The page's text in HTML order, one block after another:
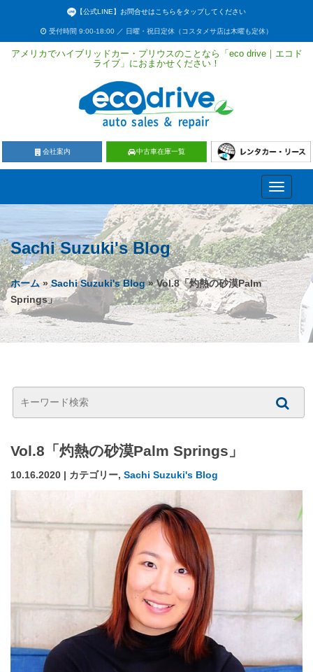
【公式LINE】お問合せはこちらをタップしてください
受付時間 9:00-18:00 ／ 日曜・祝日定休（コスタメサ店は木曜も定休）
アメリカでハイブリッドカー・プリウスのことなら「eco drive｜エコド
ライブ」におまかせください！
会社案内 中古車在庫一覧
Toggle
Sachi Suzuki's Blog
ホーム»Sachi Suzuki's Blog» Vol.8「灼熱の砂漠Palm
Springs」
Vol.8「灼熱の砂漠Palm Springs」
10.16.2020 | カテゴリー, Sachi Suzuki's Blog